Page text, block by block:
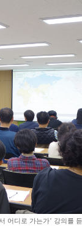
어디로 가는가’ 강의를